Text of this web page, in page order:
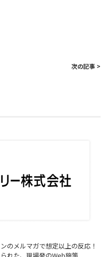
次の記事 >
のメルマガで想定以上の反応！
れた、現場発のWeb施策